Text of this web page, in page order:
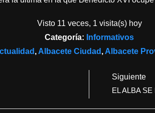
Visto 11 veces, 1 visita(s) hoy
Categoría: Informativos
, Albacete Ciudad , Albacete
Siguiente
EL ALBA